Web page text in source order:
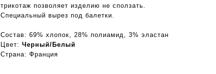
трикотаж позволяет изделию не сползать.
Специальный вырез под балетки.
Состав: 69% хлопок, 28% полиамид, 3% эластан
Цвет: Черный/Белый
Страна: Франция